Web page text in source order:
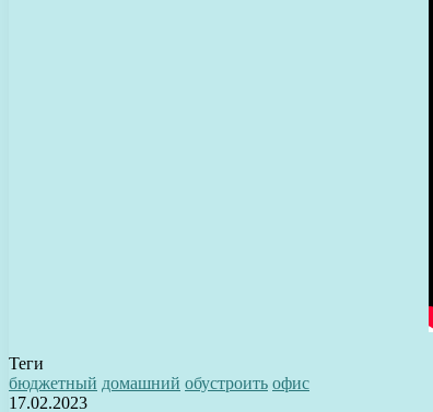
Теги
бюджетный домашний обустроить офис
17.02.2023